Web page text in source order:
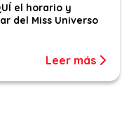
el horario y
del Miss Universo
Leer más